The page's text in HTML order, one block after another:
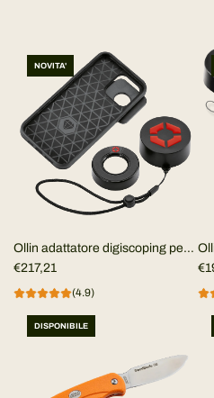
NOVITA'
Ollin adattatore digiscoping per
Smartphone (KIT COMPLETO)
€217,21
(4.9)
DISPONIBILE